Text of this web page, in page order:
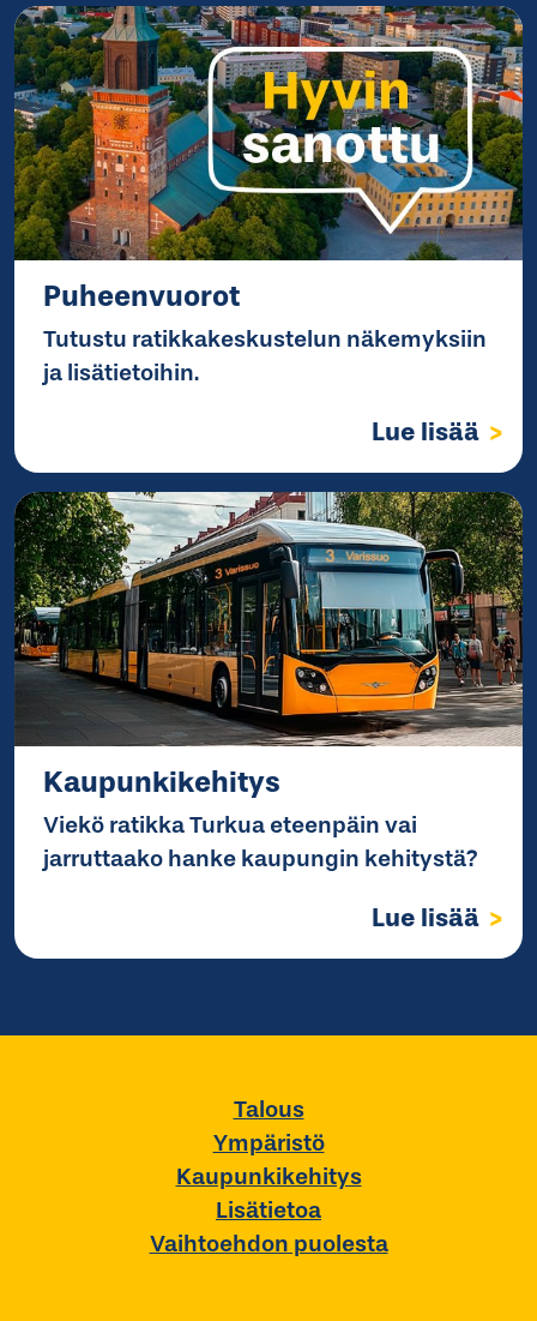
Puheenvuorot
Tutustu ratikkakeskustelun näkemyksiin
ja lisätietoihin.
Lue lisää
Kaupunkikehitys
Viekö ratikka Turkua eteenpäin vai
jarruttaako hanke kaupungin kehitystä?
Lue lisää
Talous
Ympäristö
Kaupunkikehitys
Lisätietoa
Vaihtoehdon puolesta